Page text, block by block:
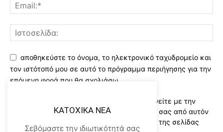
αποθηκεύστε το όνομα, το ηλεκτρονικό ταχυδρομείο και
τον ιστότοπό μου σε αυτό το πρόγραμμα περιήγησης για την
επόμενη φορά που θα σχολιάσω.
Χρησιμοποιώντας αυτό το έντυπο συμφωνείτε με την
αποθήκευση και χειρισμό των δεδομένων σας από αυτόν
τον ιστότοπο..Διαβάστε του ορους χρήσης της σελίδας
KATOXIKA NEA
Σεβόμαστε την ιδιωτικότητά σας